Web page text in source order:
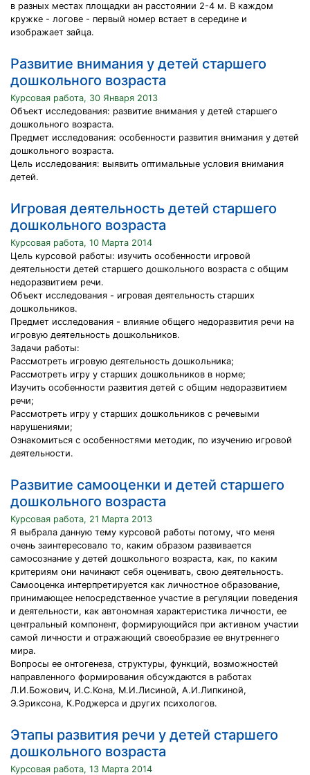
в разных местах площадки ан расстоянии 2-4 м. В каждом
кружке - логове - первый номер встает в середине и
изображает зайца.
Развитие внимания у детей старшего
дошкольного возраста
Курсовая работа, 30 Января 2013
Объект исследования: развитие внимания у детей старшего
дошкольного возраста.
Предмет исследования: особенности развития внимания у детей
дошкольного возраста.
Цель исследования: выявить оптимальные условия внимания
детей.
Игровая деятельность детей старшего
дошкольного возраста
Курсовая работа, 10 Марта 2014
Цель курсовой работы: изучить особенности игровой
деятельности детей старшего дошкольного возраста с общим
недоразвитием речи.
Объект исследования - игровая деятельность старших
дошкольников.
Предмет исследования - влияние общего недоразвития речи на
игровую деятельность дошкольников.
Задачи работы:
Рассмотреть игровую деятельность дошкольника;
Рассмотреть игру у старших дошкольников в норме;
Изучить особенности развития детей с общим недоразвитием
речи;
Рассмотреть игру у старших дошкольников с речевыми
нарушениями;
Ознакомиться с особенностями методик, по изучению игровой
деятельности.
Развитие самооценки и детей старшего
дошкольного возраста
Курсовая работа, 21 Марта 2013
Я выбрала данную тему курсовой работы потому, что меня
очень заинтересовало то, каким образом развивается
самосознание у детей дошкольного возраста, как, по каким
критериям они начинают себя оценивать, свою деятельность.
Самооценка интерпретируется как личностное образование,
принимающее непосредственное участие в регуляции поведения
и деятельности, как автономная характеристика личности, ее
центральный компонент, формирующийся при активном участии
самой личности и отражающий своеобразие ее внутреннего
мира.
Вопросы ее онтогенеза, структуры, функций, возможностей
направленного формирования обсуждаются в работах
Л.И.Божович, И.С.Кона, М.И.Лисиной, А.И.Липкиной,
Э.Эриксона, К.Роджерса и других психологов.
Этапы развития речи у детей старшего
дошкольного возраста
Курсовая работа, 13 Марта 2014